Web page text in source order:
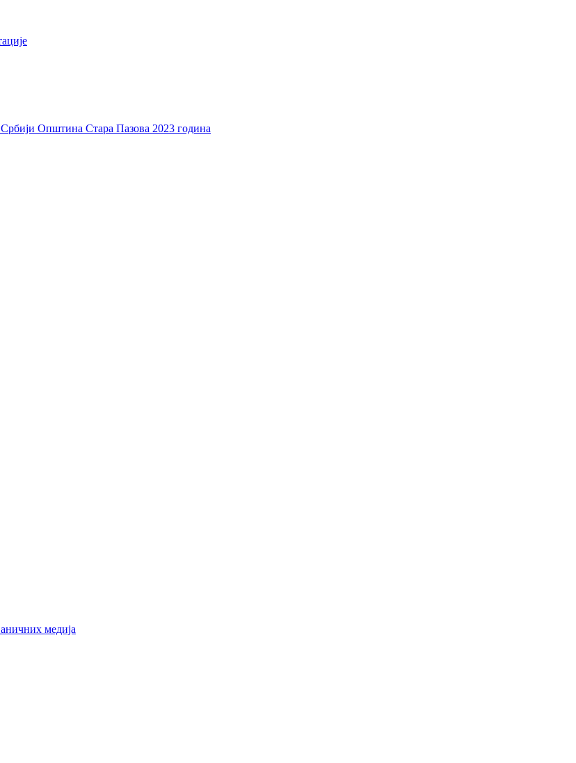
Србији Општина Стара Пазова 2023 година
медија